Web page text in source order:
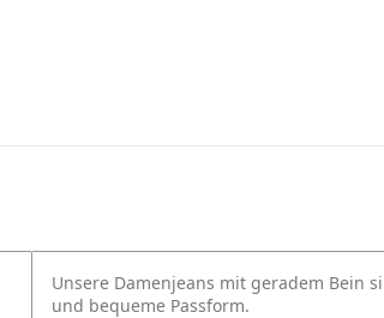
Unsere Damenjeans mit geradem Bein
und bequeme Passform.